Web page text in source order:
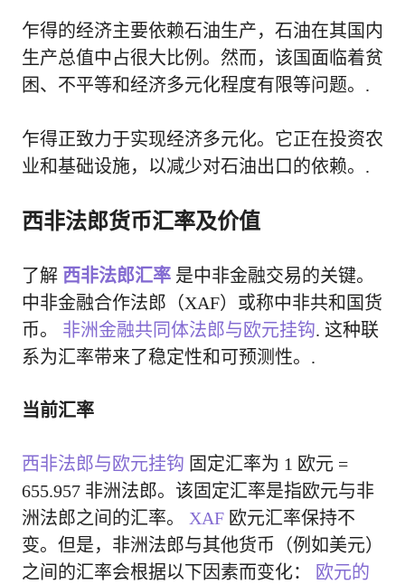
乍得的经济主要依赖石油生产，石油在其国内
生产总值中占很大比例。然而，该国面临着贫
困、不平等和经济多元化程度有限等问题。.
乍得正致力于实现经济多元化。它正在投资农
业和基础设施，以减少对石油出口的依赖。.
西非法郎货币汇率及价值
了解 西非法郎汇率 是中非金融交易的关键。
中非金融合作法郎（XAF）或称中非共和国货
币。 非洲金融共同体法郎与欧元挂钩. 这种联
系为汇率带来了稳定性和可预测性。.
当前汇率
西非法郎与欧元挂钩 固定汇率为 1 欧元 =
655.957 非洲法郎。该固定汇率是指欧元与非
洲法郎之间的汇率。 XAF 欧元汇率保持不
变。但是，非洲法郎与其他货币（例如美元）
之间的汇率会根据以下因素而变化：
欧元的